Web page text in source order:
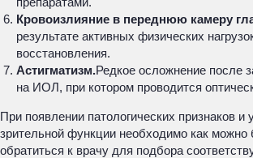
Кровоизлияние в переднюю камеру
результате активных физических
восстановления.
Астигматизм.Редкое осложнение после
на ИОЛ, при котором проводится
При появлении патологических признаков и
зрительной функции необходимо как можно
обратиться к врачу для подбора